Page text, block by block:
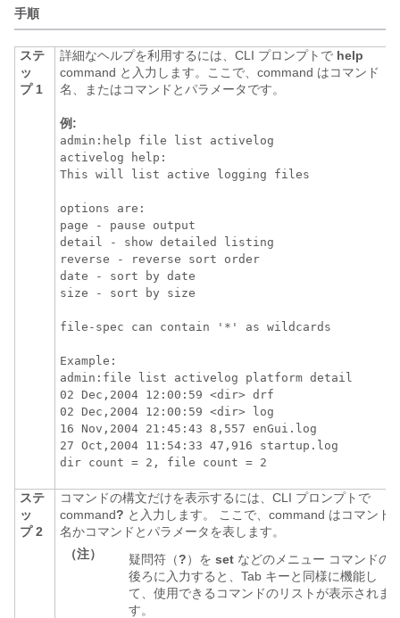
手順
ステ
ッ
プ 1
詳細なヘルプを利用するには、CLI プロンプトで help
command と入力します。ここで、command はコマンド
名、またはコマンドとパラメータです。
例:
admin:help file list activelog
activelog help:
This will list active logging files
options are:
page - pause output
detail - show detailed listing
reverse - reverse sort order
date - sort by date
size - sort by size
file-spec can contain '*' as wildcards
Example:
admin:file list activelog platform detail
02 Dec,2004 12:00:59 <dir> drf
02 Dec,2004 12:00:59 <dir> log
16 Nov,2004 21:45:43 8,557 enGui.log
27 Oct,2004 11:54:33 47,916 startup.log
dir count = 2, file count = 2
ステ
ッ
プ 2
コマンドの構文だけを表示するには、CLI プロンプトで
command? と入力します。 ここで、command はコマンド
名かコマンドとパラメータを表します。
（注）
疑問符（?）を set などのメニュー コマンドの
後ろに入力すると、Tab キーと同様に機能し
て、使用できるコマンドのリストが表示されま
す。